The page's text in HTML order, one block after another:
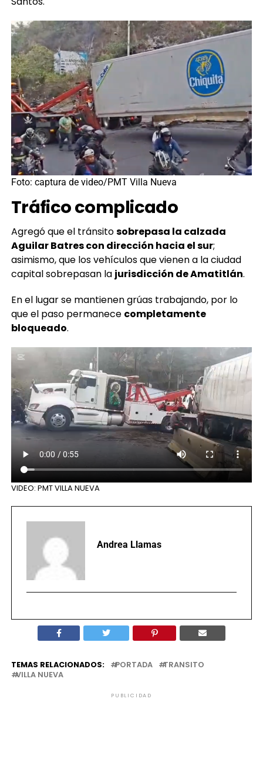
Foto: captura de video/PMT Villa Nueva
Tráfico complicado
Agregó que el tránsito sobrepasa la calzada
Aguilar Batres con dirección hacia el sur
asimismo, que los vehículos que vienen a la ciudad
capital sobrepasan lajurisdicción de Amatitlán
En el lugar se mantienen grúas trabajando, por lo
que el paso permanece
completamente
bloqueado.
VIDEO: PMT VILLA NUEVA
TEMAS RELACIONADOS: PORTADA
TRANSITO